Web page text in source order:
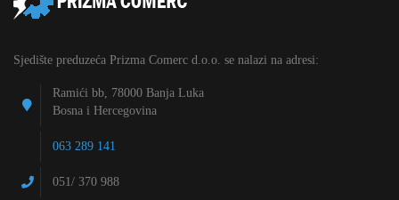
Sjedište preduzeća Prizma Comerc d.o.o. se nalazi na adresi:
Ramići bb, 78000 Banja Luka
Bosna i Hercegovina
063 289 141
051/ 370 988